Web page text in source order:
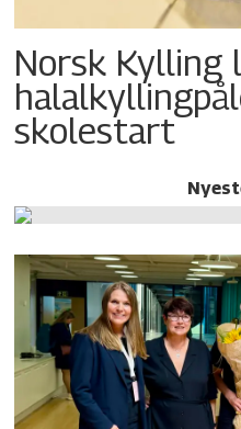
Norsk Kylling
skolestart